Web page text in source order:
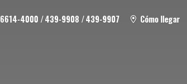
6614-4000 / 439-9908 / 439-9907 Cómo llegar